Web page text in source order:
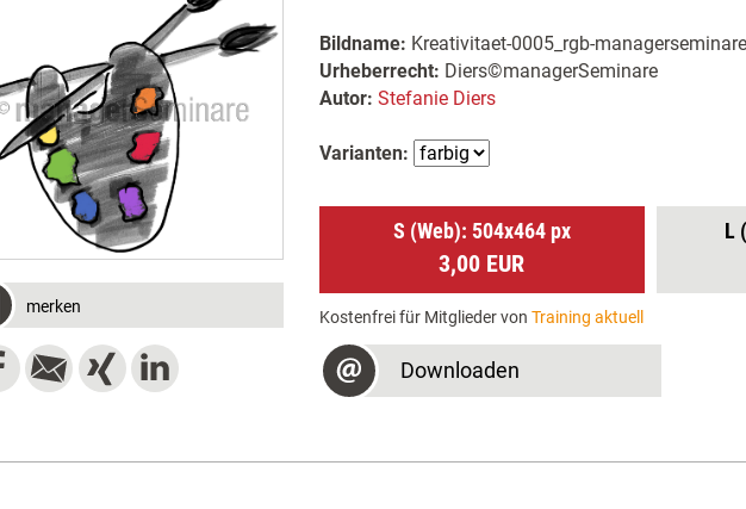
merken
Bildname: Kreativitaet-0005_rgb-managerseminare
Urheberrecht: Diers©managerSeminare
Autor: Stefanie Diers
Varianten:
S (Web): 504x464 px
3,00 EUR
L
Kostenfrei für Mitglieder von Training aktuell
Downloaden